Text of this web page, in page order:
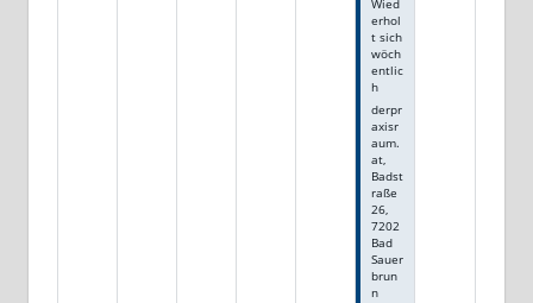
Wied
erhol
t sich
wöch
entlic
h
derpr
axisr
aum.
at,
Badst
raße
26,
7202
Bad
Sauer
brun
n